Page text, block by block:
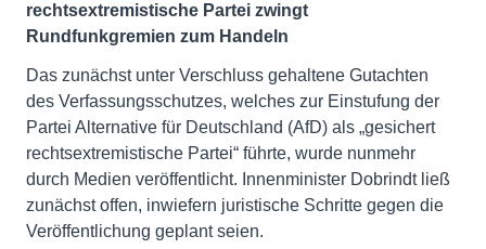
rechtsextremistische Partei zwingt
Rundfunkgremien zum Handeln
Das zunächst unter Verschluss gehaltene Gutachten
des Verfassungsschutzes, welches zur Einstufung der
Partei Alternative für Deutschland (AfD) als „gesichert
rechtsextremistische Partei“ führte, wurde nunmehr
durch Medien veröffentlicht. Innenminister Dobrindt ließ
zunächst offen, inwiefern juristische Schritte gegen die
Veröffentlichung geplant seien.